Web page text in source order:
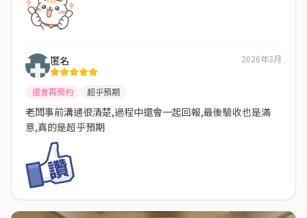
匿名 2026年3月
還會再預約 超乎預期
老闆事前溝通很清楚,過程中還會一起回報,最後驗收也是滿
意,真的是超乎預期